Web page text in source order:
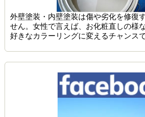
外壁塗装・内壁塗装は傷や劣化を修復
せん。女性で言えば、お化粧直しの様
好きなカラーリングに変えるチャンスで